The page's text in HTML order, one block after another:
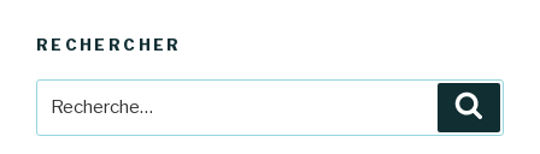
RECHERCHER